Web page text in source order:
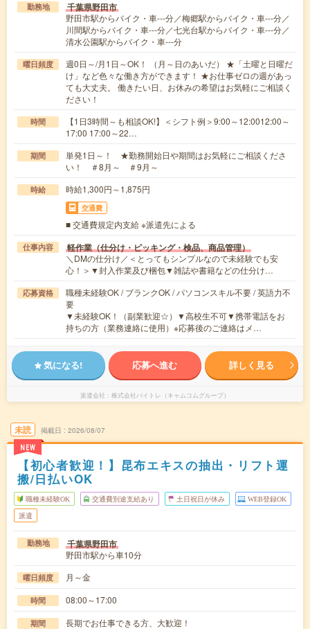
勤務地 千葉県野田市
野田市駅からバイク・車---分／梅郷駅からバイク・車---分／
川間駅からバイク・車---分／七光台駅からバイク・車---分／
清水公園駅からバイク・車---分
曜日頻度
週0日～/月1日～OK！ （月～日のあいだ） ★「土曜と日曜だ
け」など色々な働き方ができます！ ★お仕事ゼロの週があっ
ても大丈夫。 働きたい日、お休みの希望はお気軽にご相談く
ださい！
時間
【1日3時間～も相談OK!】＜シフト例＞9:00～12:0012:00～
17:00 17:00～22…
期間
単発1日～！ ★勤務開始日や期間はお気軽にご相談くださ
い！ ＃8月～ ＃9月～
時給 時給1,300円～1,875円
交通費
■ 交通費規定内支給 ※派遣先による
仕事内容 軽作業（仕分け・ピッキング・検品、商品管理）
＼DMの仕分け／＜とってもシンプルなので未経験でも安
心！＞▼封入作業及び梱包▼雑誌や書籍などの仕分け…
応募資格
職種未経験OK / ブランクOK / パソコンスキル不要 / 英語力不
要
▼未経験OK！（副業歓迎☆）▼高校生不可▼携帯電話をお
持ちの方（業務連絡に使用）※応募後のご連絡はメ…
気になる! 応募へ進む 詳しく見る
派遣会社 株式会社バイトレ（キャムコムグループ）
未読
NEW
掲載日 2026/08/07
【初心者歓迎！】昆布エキスの抽出・リフト運
搬/日払いOK
職種未経験OK 交通費別途支給あり 土日祝日が休み WEB登録OK
派遣
勤務地 千葉県野田市
野田市駅から車10分
曜日頻度 月～金
時間 08:00～17:00
期間 長期でお仕事できる方、大歓迎！